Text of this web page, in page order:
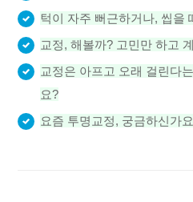
턱이 자주 뻐근하거나, 씹을
교정, 해볼까? 고민만 하고
교정은 아프고 오래 걸린다
요?
요즘 투명교정, 궁금하신가